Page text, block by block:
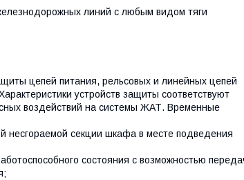
линий с любым видом тяги
цепей питания, рельсовых и линейных цепей
устройств защиты соответствуют
воздействий на системы ЖАТ. Временные
секции шкафа в месте подведения
состояния с возможностью